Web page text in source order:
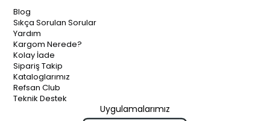
Blog
Sıkça Sorulan Sorular
Yardım
Kargom Nerede?
Kolay İade
Sipariş Takip
Kataloglarımız
Refsan Club
Teknik Destek
Uygulamalarımız